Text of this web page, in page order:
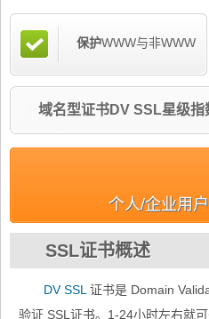
保护WWW与非WWW
域名型证书DV SSL星级指
个人/企业用
SSL证书概述
DV SSL 证书是 Domain
验证 SSL证书。1-24小时左右就